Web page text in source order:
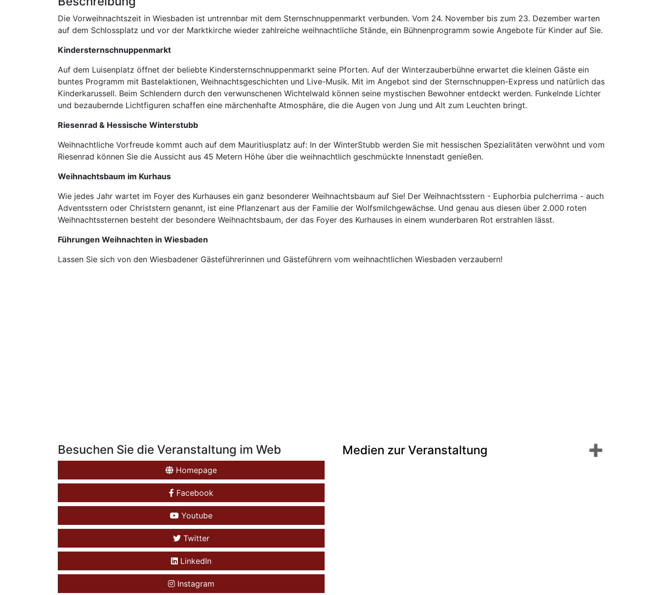
Die Vorweihnachtszeit in Wiesbaden ist untrennbar mit dem Sternschnuppenmarkt verbunden. Vom 24. November bis zum 23. Dezember warten
auf dem Schlossplatz und vor der Marktkirche wieder zahlreiche weihnachtliche Stände, ein Bühnenprogramm sowie Angebote für Kinder auf Sie.
Kindersternschnuppenmarkt
Auf dem Luisenplatz öffnet der beliebte Kindersternschnuppenmarkt seine Pforten. Auf der Winterzauberbühne erwartet die kleinen Gäste ein
buntes Programm mit Bastelaktionen, Weihnachtsgeschichten und Live-Musik. Mit im Angebot sind der Sternschnuppen-Express und natürlich das
Kinderkarussell. Beim Schlendern durch den verwunschenen Wichtelwald können seine mystischen Bewohner entdeckt werden. Funkelnde Lichter
und bezaubernde Lichtfiguren schaffen eine märchenhafte Atmosphäre, die die Augen von Jung und Alt zum Leuchten bringt.
Riesenrad & Hessische Winterstubb
Weihnachtliche Vorfreude kommt auch auf dem Mauritiusplatz auf: In der WinterStubb werden Sie mit hessischen Spezialitäten verwöhnt und vom
Riesenrad können Sie die Aussicht aus 45 Metern Höhe über die weihnachtlich geschmückte Innenstadt genießen.
Weihnachtsbaum im Kurhaus
Wie jedes Jahr wartet im Foyer des Kurhauses ein ganz besonderer Weihnachtsbaum auf Sie! Der Weihnachtsstern - Euphorbia pulcherrima - auch
Adventsstern oder Christstern genannt, ist eine Pflanzenart aus der Familie der Wolfsmilchgewächse. Und genau aus diesen über 2.000 roten
Weihnachtssternen besteht der besondere Weihnachtsbaum, der das Foyer des Kurhauses in einem wunderbaren Rot erstrahlen lässt.
Führungen Weihnachten in Wiesbaden
Lassen Sie sich von den Wiesbadener Gästeführerinnen und Gästeführern vom weihnachtlichen Wiesbaden verzaubern!
Besuchen Sie die Veranstaltung im Web
Homepage
Facebook
Youtube
Twitter
LinkedIn
Instagram
Medien zur Veranstaltung